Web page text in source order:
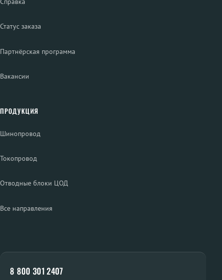
Статус заказа
Партнёрская программа
Вакансии
ПРОДУКЦИЯ
Шинопровод
Токопровод
Отводные блоки ЦОД
Все направления
8 800 301 2407